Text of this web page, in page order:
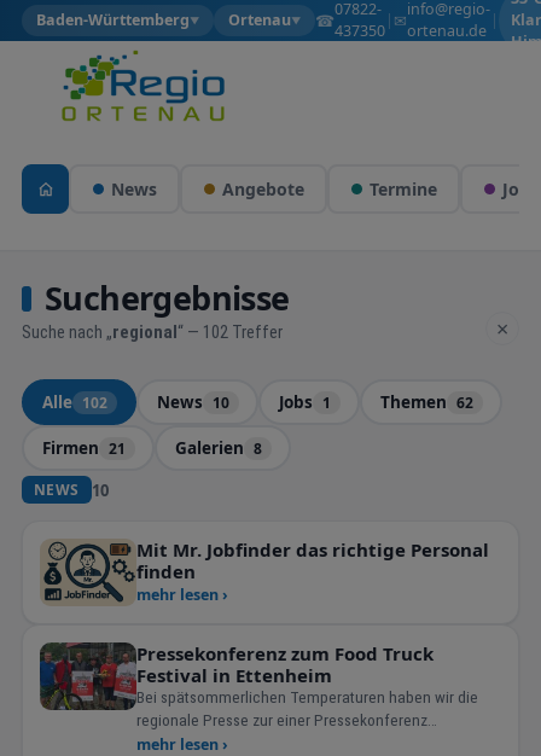
Baden-Württemberg▼ Ortenau▼ ☎07822-
437350
| ✉info@regio-
ortenau.de
|
News Angebote Termine Jobs
Suchergebnisse
Suche nach „regional “ — 102 Treffer ×
Alle 102 News 10 Jobs 1 Themen 62
Firmen 21 Galerien 8
NEWS 10
Mit Mr. Jobfinder das richtige Personal
finden
mehr lesen ›
Pressekonferenz zum Food Truck
Festival in Ettenheim
Bei spätsommerlichen Temperaturen haben wir die
regionale Presse zur einer Pressekonferenz
eingeladen. Beim s&a
mehr lesen ›